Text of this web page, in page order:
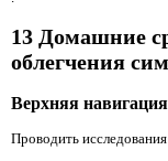
13 Домашние
облегчения
Верхняя навигация
Проводить исследования